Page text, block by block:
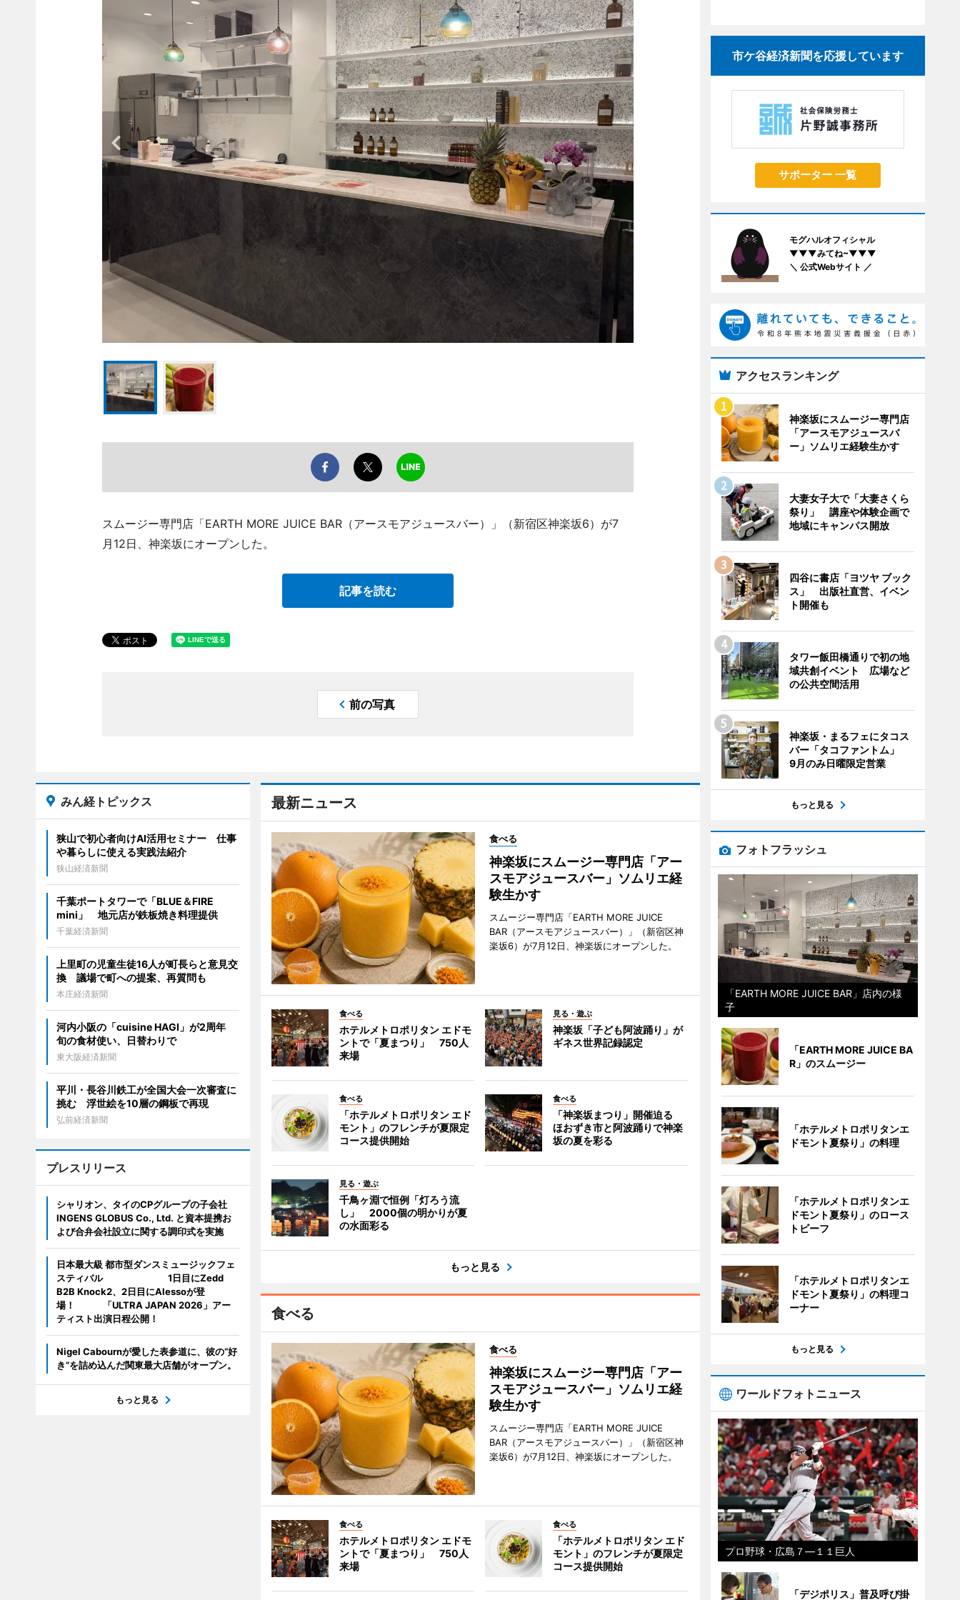
スムージー専門店「EARTH MORE JUICE BAR（アースモアジュースバー）」（新宿区神楽坂6）が7
月12日、神楽坂にオープンした。
記事を読む
前の写真
最新ニュース
食べる
神楽坂にスムージー専門店「アー
スモアジュースバー」ソムリエ経
験生かす
スムージー専門店「EARTH MORE JUICE
BAR（アースモアジュースバー）」（新宿区神
楽坂6）が7月12日、神楽坂にオープンした。
食べる
ホテルメトロポリタン エドモ
ントで「夏まつり」 750人
来場
見る・遊ぶ
神楽坂「子ども阿波踊り」が
ギネス世界記録認定
食べる
「ホテルメトロポリタン エド
モント」のフレンチが夏限定
コース提供開始
食べる
「神楽坂まつり」開催迫る
ほおずき市と阿波踊りで神楽
坂の夏を彩る
見る・遊ぶ
千鳥ヶ淵で恒例「灯ろう流
し」 2000個の明かりが夏
の水面彩る
もっと見る
食べる
食べる
神楽坂にスムージー専門店「アー
スモアジュースバー」ソムリエ経
験生かす
スムージー専門店「EARTH MORE JUICE
BAR（アースモアジュースバー）」（新宿区神
楽坂6）が7月12日、神楽坂にオープンした。
食べる
ホテルメトロポリタン エドモ
ントで「夏まつり」 750人
来場
食べる
「ホテルメトロポリタン エド
モント」のフレンチが夏限定
コース提供開始
みん経トピックス
狭山で初心者向けAI活用セミナー 仕事
や暮らしに使える実践法紹介
狭山経済新聞
千葉ポートタワーで「BLUE＆FIRE
mini」 地元店が鉄板焼き料理提供
千葉経済新聞
上里町の児童生徒16人が町長らと意見交
換 議場で町への提案、再質問も
本庄経済新聞
河内小阪の「cuisine HAGI」が2周年
旬の食材使い、日替わりで
東大阪経済新聞
平川・長谷川鉄工が全国大会一次審査に
挑む 浮世絵を10層の鋼板で再現
弘前経済新聞
プレスリリース
シャリオン、タイのCPグループの子会社
INGENS GLOBUS Co., Ltd. と資本提携お
よび合弁会社設立に関する調印式を実施
日本最大級 都市型ダンスミュージックフェ
スティバル 1日目にZedd
B2B Knock2、2日目にAlessoが登
場！ 「ULTRA JAPAN 2026」アー
ティスト出演日程公開！
Nigel Cabournが愛した表参道に、彼の“好
き”を詰め込んだ関東最大店舗がオープン。
もっと見る
市ケ谷経済新聞を応援しています
サポーター 一覧
モグハルオフィシャル
▼▼▼みてね~▼▼▼
＼ 公式Webサイト ／
アクセスランキング
神楽坂にスムージー専門店
「アースモアジュースバ
ー」ソムリエ経験生かす
大妻女子大で「大妻さくら
祭り」 講座や体験企画で
地域にキャンパス開放
四谷に書店「ヨツヤ ブック
ス」 出版社直営、イベン
ト開催も
タワー飯田橋通りで初の地
域共創イベント 広場など
の公共空間活用
神楽坂・まるフェにタコス
バー「タコファントム」
9月のみ日曜限定営業
もっと見る
フォトフラッシュ
「EARTH MORE JUICE BAR」店内の様
子
「EARTH MORE JUICE BA
R」のスムージー
「ホテルメトロポリタンエ
ドモント夏祭り」の料理
「ホテルメトロポリタンエ
ドモント夏祭り」のロース
トビーフ
「ホテルメトロポリタンエ
ドモント夏祭り」の料理コ
ーナー
もっと見る
ワールドフォトニュース
プロ野球・広島７―１１巨人
「デジポリス」普及呼び掛